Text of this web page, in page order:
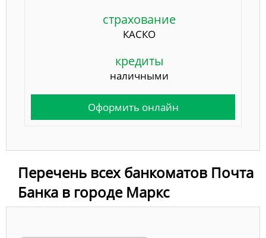
страхование
КАСКО
кредиты
наличными
Оформить онлайн
Перечень всех банкоматов Почта
Банка в городе Маркс